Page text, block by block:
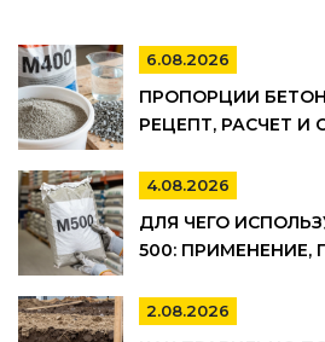
6.08.2026
ПРОПОРЦИИ
РЕЦЕПТ, РАСЧЕТ И
4.08.2026
ДЛЯ ЧЕГО
500:
2.08.2026